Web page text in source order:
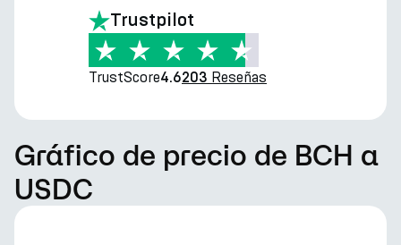
Trustpilot
TrustScore4.6203 Reseñas
Gráfico de precio de BCH a
USDC